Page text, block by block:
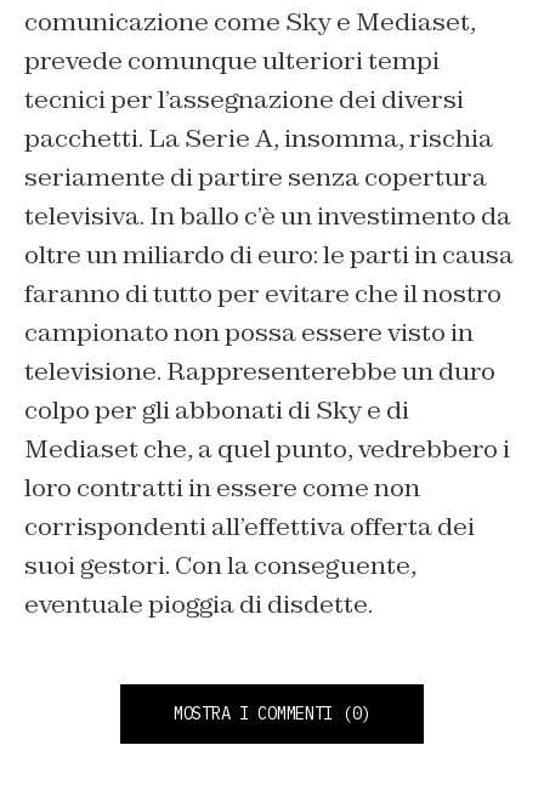
comunicazione come Sky e Mediaset,
prevede comunque ulteriori tempi
tecnici per l’assegnazione dei diversi
pacchetti. La Serie A, insomma, rischia
seriamente di partire senza copertura
televisiva. In ballo c’è un investimento da
oltre un miliardo di euro: le parti in causa
faranno di tutto per evitare che il nostro
campionato non possa essere visto in
televisione. Rappresenterebbe un duro
colpo per gli abbonati di Sky e di
Mediaset che, a quel punto, vedrebbero i
loro contratti in essere come non
corrispondenti all’effettiva offerta dei
suoi gestori. Con la conseguente,
eventuale pioggia di disdette.
MOSTRA I COMMENTI (0)